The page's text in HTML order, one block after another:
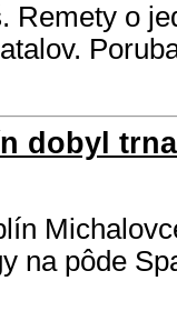
Remety o
dobyl
na pôde